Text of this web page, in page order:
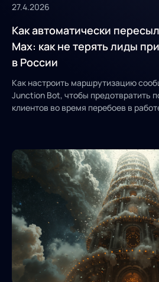
27.4.2026
Как автоматически
Max: как не терять лиды
в России
Как настроить маршрутизацию
Junction Bot, чтобы предотвратить
клиентов во время перебоев в